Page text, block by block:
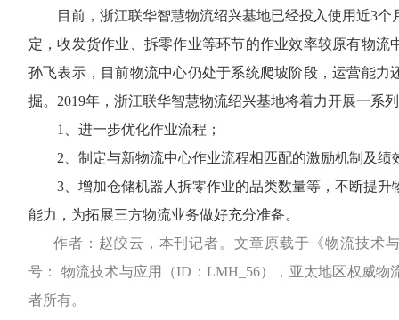
目前，浙江联华智慧物流绍兴基地已经投入使用近3个
定，收发货作业、拆零作业等环节的作业效率较原有物流
孙飞表示，目前物流中心仍处于系统爬坡阶段，运营能力
掘。2019年，浙江联华智慧物流绍兴基地将着力开展一系
1、进一步优化作业流程；
2、制定与新物流中心作业流程相匹配的激励机制及绩
3、增加仓储机器人拆零作业的品类数量等，不断提升
能力，为拓展三方物流业务做好充分准备。
作者：赵皎云，本刊记者。文章原载于《物流技术
号： 物流技术与应用（ID：LMH_56），亚太地区权威物
者所有。